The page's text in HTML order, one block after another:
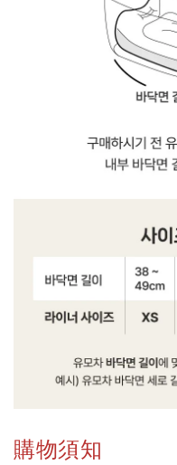
購物須知